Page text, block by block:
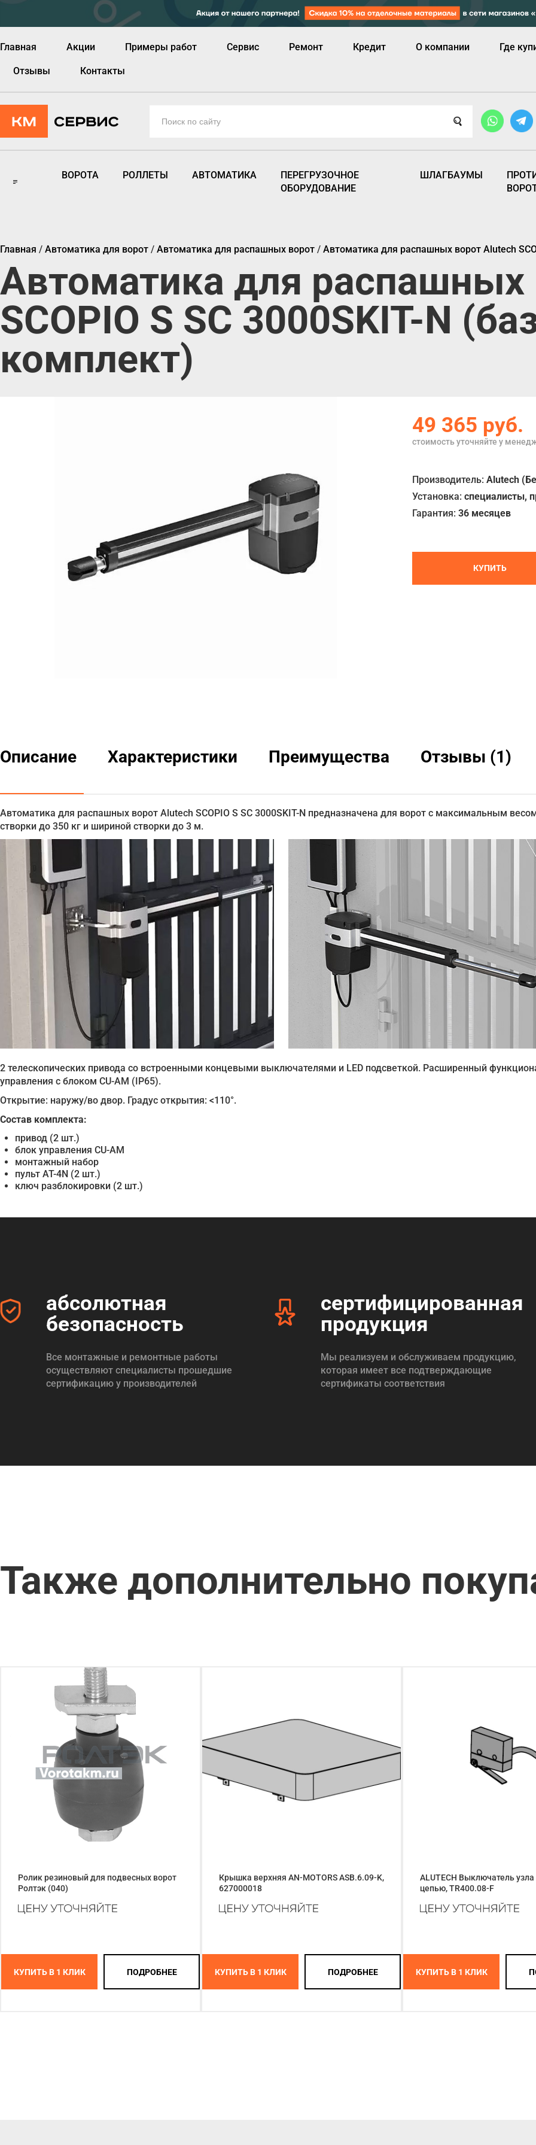
Главная Акции Примеры работ Сервис Ремонт Кредит О компании Где
Отзывы Контакты
ВОРОТА РОЛЛЕТЫ АВТОМАТИКА
ПЕРЕГРУЗОЧНОЕ
ОБОРУДОВАНИЕ
ШЛАГБАУМЫ
Главная / Автоматика для ворот / Автоматика для распашных ворот / Автоматика для распашных ворот Alutech
Автоматика для распашных
SCOPIO S SC 3000SKIT-N
комплект)
49 365 руб.
стоимость уточняйте у
Производитель:Alutech
Установка:специалисты,
Гарантия:36 месяцев
КУПИТЬ
Описание Характеристики Преимущества Отзывы (1)
Автоматика для распашных ворот Alutech SCOPIO S SC 3000SKIT-N предназначена для ворот с максимальным
створки до 350 кг и шириной створки до 3 м.
2 телескопических привода со встроенными концевыми выключателями и LED подсветкой. Расширенный
управления с блоком CU-AM (IP65).
Открытие: наружу/во двор. Градус открытия: <110°.
Состав комплекта:
привод (2 шт.)
блок управления CU-AM
монтажный набор
пульт AT-4N (2 шт.)
ключ разблокировки (2 шт.)
абсолютная
безопасность
Все монтажные и ремонтные работы
осуществляют специалисты прошедшие
сертификацию у производителей
сертифицированная
продукция
Мы реализуем и обслуживаем продукцию,
которая имеет все подтверждающие
сертификаты соответствия
Также дополнительно
Ролик резиновый для подвесных ворот
Ролтэк (040)
КУПИТЬ В 1 КЛИК ПОДРОБНЕЕ
Крышка верхняя AN-MOTORS ASB.6.09-K,
627000018
КУПИТЬ В 1 КЛИК ПОДРОБНЕЕ
ALUTECH Выключатель
цепью, TR400.08-F
КУПИТЬ В 1 КЛИК